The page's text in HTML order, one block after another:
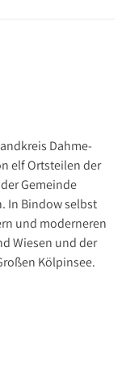
Dahme-
elf Ortsteilen der
Gemeinde
In Bindow selbst
und moderneren
Wiesen und der
Kölpinsee.